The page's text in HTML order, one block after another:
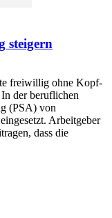
steigern
freiwillig ohne Kopf-
der beruflichen
(PSA) von
Arbeitgeber
dass die